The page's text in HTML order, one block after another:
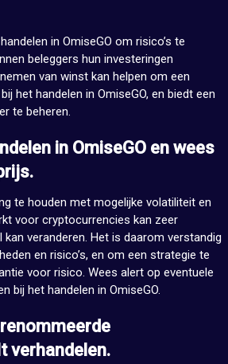
in OmiseGO om risico’s te
beleggers hun investeringen
van winst kan helpen om een
het handelen in OmiseGO, en biedt een
te beheren.
in OmiseGO en wees
te houden met mogelijke volatiliteit en
voor cryptocurrencies kan zeer
veranderen. Het is daarom verstandig
en risico’s, en om een strategie te
voor risico. Wees alert op eventuele
bij het handelen in OmiseGO.
verhandelen.